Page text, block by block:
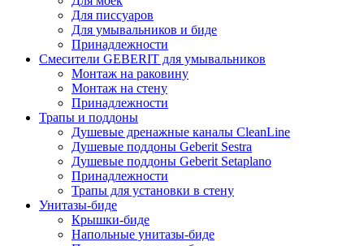
Для писсуаров
Для умывальников и биде
Принадлежности
Смесители GEBERIT для умывальников
Монтаж на раковину
Монтаж на стену
Принадлежности
Трапы и поддоны
Душевые дренажные каналы CleanLine
Душевые поддоны Geberit Sestra
Душевые поддоны Geberit Setaplano
Принадлежности
Трапы для установки в стену
Унитазы-биде
Крышки-биде
Напольные унитазы-биде